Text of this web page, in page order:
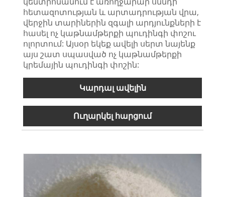
հետազոտության և արտադրության վրա,
վերջին տարիներին զգալի արդյունքների է
հասել ոչ կաթնամթերքի պուդինգի փոշու
ոլորտում: Այսօր եկեք ավելի սերտ նայենք
այս շատ սպասված ոչ կաթնամթերքի
կրեմային պուդինգի փոշին:
Կարդալ ավելին
Ուղարկել հարցում